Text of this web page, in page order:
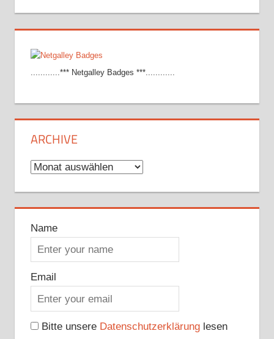
............*** Netgalley Badges ***............
ARCHIVE
Archive
Name
Email
Bitte unsere Datenschutzerklärunglesen